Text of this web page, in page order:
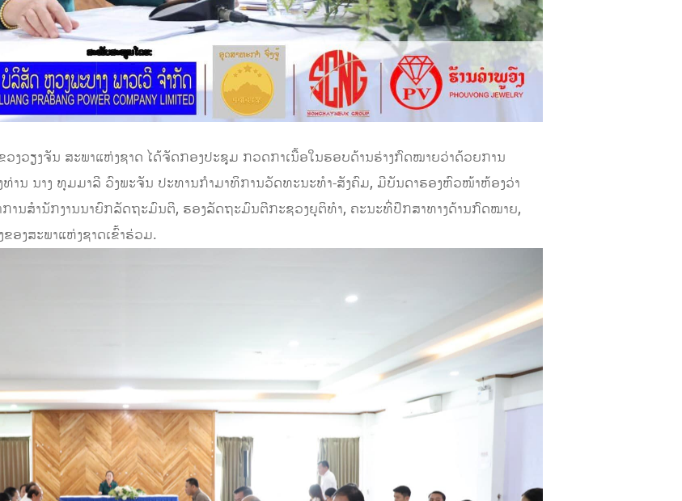
ງວຽງຈັນ ສະພາແຫ່ງຊາດ ໄດ້ຈັດກອງປະຊຸມ ກວດກາເນື້ອໃນຮອບດ້ານຮ່າງກົດໝາຍວ່າດ້ວຍການ
ານ ນາງ ທຸມມາລີ ວົງພະຈັນ ປະທານກຳມາທິການວັດທະນະທຳ-ສັງຄົມ, ມີບັນດາຮອງຫົວໜ້າຫ້ອງວ່າ
ານສຳນັກງານນາຍົກລັດຖະມົນຕີ, ຮອງລັດຖະມົນຕີກະຊວງຍຸຕິທຳ, ຄະນະທີ່ປຶກສາທາງດ້ານກົດໝາຍ,
ງສະພາແຫ່ງຊາດເຂົ້າຮ່ວມ.